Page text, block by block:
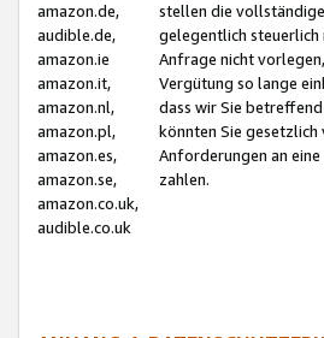
amazon.de,
audible.de,
amazon.ie
amazon.it,
amazon.nl,
amazon.pl,
amazon.es,
amazon.se,
amazon.co.uk,
audible.co.uk
stellen die
gelegentlich
Anfrage nicht
Vergütung so lange
dass wir Sie
könnten Sie gesetzlich
Anforderungen an
zahlen.